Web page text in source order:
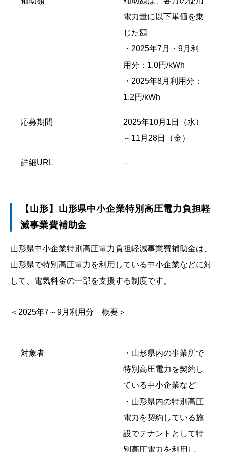
電力量に以下単価を乗
じた額
・2025年7月・9月利
用分：1.0円/kWh
・2025年8月利用分：
1.2円/kWh
応募期間
2025年10月1日（水）
～11月28日（金）
詳細URL –
【山形】山形県中小企業特別高圧電力負担軽
減事業費補助金
山形県中小企業特別高圧電力負担軽減事業費補助金は、
山形県で特別高圧電力を利用している中小企業などに対
して、電気料金の一部を支援する制度です。
＜2025年7～9月利用分 概要＞
対象者
・山形県内の事業所で
特別高圧電力を契約し
ている中小企業など
・山形県内の特別高圧
電力を契約している施
設でテナントとして特
別高圧電力を利用し、